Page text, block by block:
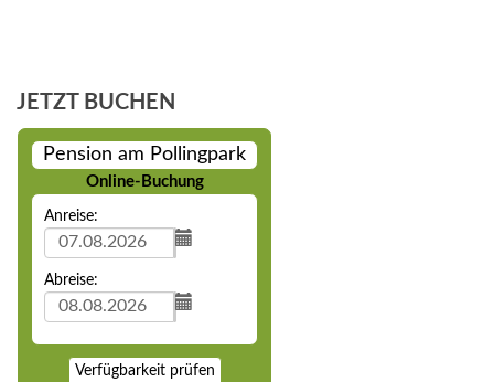
JETZT BUCHEN
Pension am Pollingpark
Online-Buchung
Anreise:
Abreise:
Verfügbarkeit prüfen